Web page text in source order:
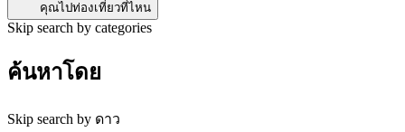
คุณไปท่องเที่ยวที่ไหน
Skip search by categories
ค้นหาโดย
Skip search by ดาว